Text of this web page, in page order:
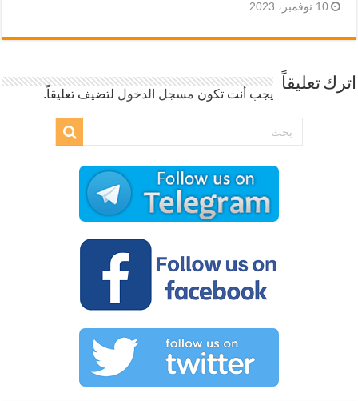
10 نوفمبر، 2023
اترك تعليقاً
يجب أنت تكون مسجل الدخول لتضيف تعليقاً.